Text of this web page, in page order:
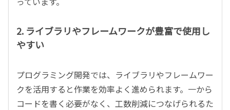
2. ライブラリやフレームワークが豊富で使用し
やすい
プログラミング開発では、ライブラリやフレームワー
クを活用すると作業を効率よく進められます。一から
コードを書く必要がなく、工数削減につなげられるた